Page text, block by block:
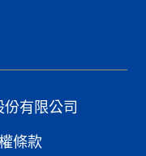
有限公司
條款